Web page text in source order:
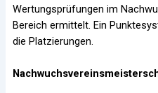
Wertungsprüfungen im
Bereich ermittelt. Ein
die Platzierungen.